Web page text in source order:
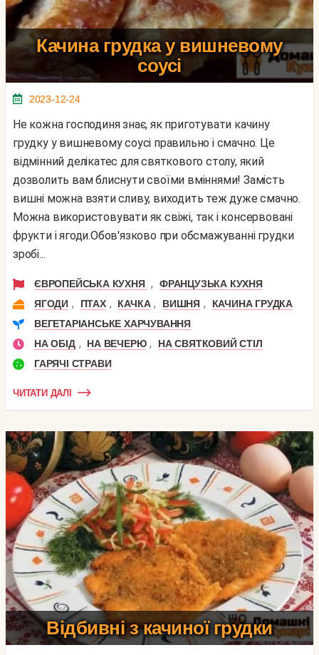
Качина грудка у вишневому
соусі
2023-12-24
Не кожна господиня знає, як приготувати качину
грудку у вишневому соусі правильно і смачно. Це
відмінний делікатес для святкового столу, який
дозволить вам блиснути своїми вміннями! Замість
вишні можна взяти сливу, виходить теж дуже смачно.
Можна використовувати як свіжі, так і консервовані
фрукти і ягоди.Обов'язково при обсмажуванні грудки
зробі...
ЄВРОПЕЙСЬКА КУХНЯ ,
ФРАНЦУЗЬКА КУХНЯ
ЯГОДИ , ПТАХ , КАЧКА , ВИШНЯ ,
КАЧИНА ГРУДКА
ВЕГЕТАРІАНСЬКЕ ХАРЧУВАННЯ
НА ОБІД , НА ВЕЧЕРЮ ,
НА СВЯТКОВИЙ СТІЛ
ГАРЯЧІ СТРАВИ
ЧИТАТИ ДАЛІ
Відбивні з качиної грудки